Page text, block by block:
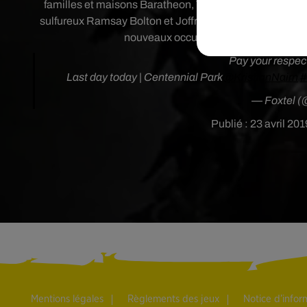
Publié : 23 avril
familles et maisons Baratheon, Tyrell. Des tombes
sulfureux Ramsay Bolton et Joffrey Baratheon ont
nouveaux occupants dans les
Pay your
Last day today | Centennial Park@KristianNairn
— Foxtel
Mentions légales Règlements des jeux Notice